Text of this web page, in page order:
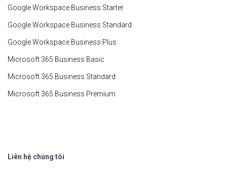
Google Workspace Business Starter
Google Workspace Business Standard
Google Workspace Business Plus
Microsoft 365 Business Basic
Microsoft 365 Business Standard
Microsoft 365 Business Premium
Liên hệ chúng tôi